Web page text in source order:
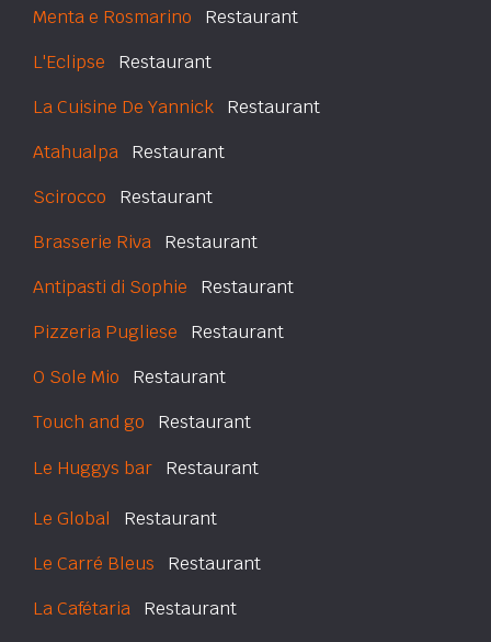
Menta e Rosmarino Restaurant
L'Eclipse Restaurant
La Cuisine De Yannick Restaurant
Atahualpa Restaurant
Scirocco Restaurant
Brasserie Riva Restaurant
Antipasti di Sophie Restaurant
Pizzeria Pugliese Restaurant
O Sole Mio Restaurant
Touch and go Restaurant
Le Huggys bar Restaurant
Le Global Restaurant
Le Carré Bleus Restaurant
La Cafétaria Restaurant